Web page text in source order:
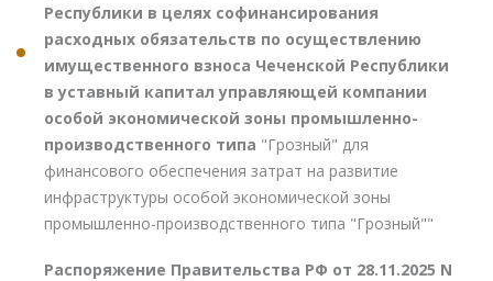
Республики в целях софинансирования
расходных обязательств по осуществлению
имущественного взноса Чеченской Республики
в уставный капитал управляющей компании
особой экономической зоны промышленно-
производственного типа "Грозный" для
финансового обеспечения затрат на развитие
инфраструктуры особой экономической зоны
промышленно-производственного типа "Грозный""
Распоряжение Правительства РФ от 28.11.2025 N